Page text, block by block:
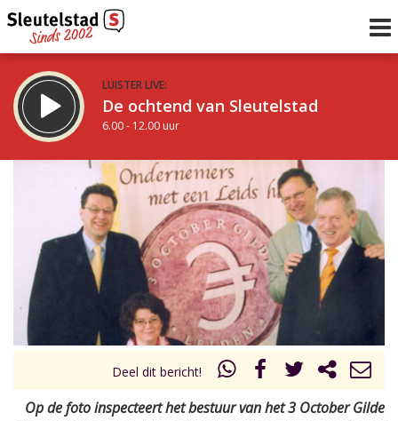
LUISTER LIVE:
De ochtend van Sleutelstad
6.00 - 12.00 uur
De middag van Sleutelstad
12.00 - 18.00 uur
uur 1 van 0 Volgend uur
Inklappen
Deel dit bericht!
Op de foto in­specteert het be­stuur van het 3 October Gilde